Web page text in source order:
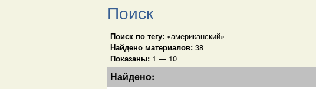
Поиск
Поиск по тегу: «американский»
Найдено материалов: 38
Показаны: 1 — 10
Найдено: